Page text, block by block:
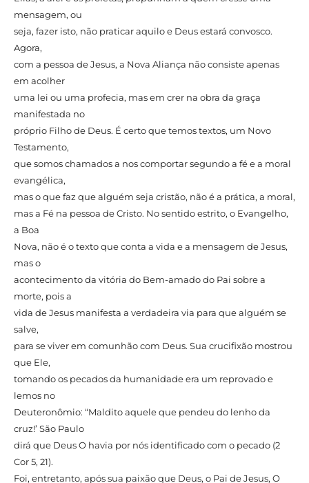
mensagem, ou
seja, fazer isto, não praticar aquilo e Deus estará convosco.
Agora,
com a pessoa de Jesus, a Nova Aliança não consiste apenas
em acolher
uma lei ou uma profecia, mas em crer na obra da graça
manifestada no
próprio Filho de Deus. É certo que temos textos, um Novo
Testamento,
que somos chamados a nos comportar segundo a fé e a moral
evangélica,
mas o que faz que alguém seja cristão, não é a prática, a moral,
mas a Fé na pessoa de Cristo. No sentido estrito, o Evangelho,
a Boa
Nova, não é o texto que conta a vida e a mensagem de Jesus,
mas o
acontecimento da vitória do Bem-amado do Pai sobre a
morte, pois a
vida de Jesus manifesta a verdadeira via para que alguém se
salve,
para se viver em comunhão com Deus. Sua crucifixão mostrou
que Ele,
tomando os pecados da humanidade era um reprovado e
lemos no
Deuteronômio: “Maldito aquele que pendeu do lenho da
cruz!’ São Paulo
dirá que Deus O havia por nós identificado com o pecado (2
Cor 5, 21).
Foi, entretanto, após sua paixão que Deus, o Pai de Jesus, O